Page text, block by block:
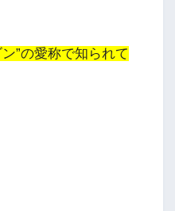
”の愛称で知られて